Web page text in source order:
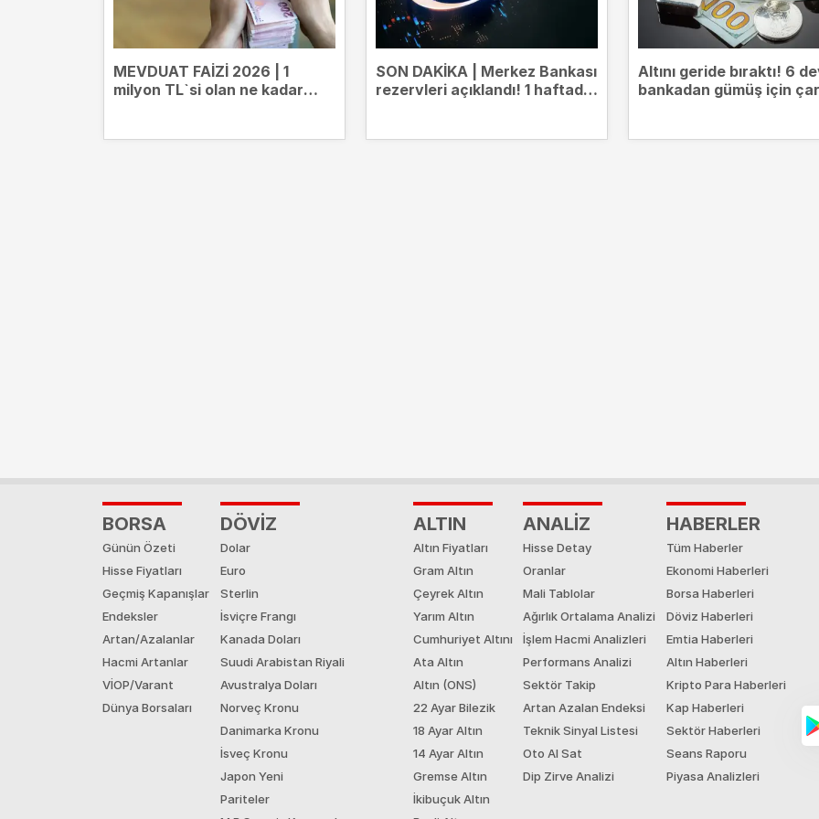
MEVDUAT FAİZİ 2026 | 1
milyon TL`si olan ne kadar
SON DAKİKA | Merkez Bankası
rezervleri açıklandı! 1 haftada
Altını geride bıraktı! 6
bankadan gümüş için
BORSA
Günün Özeti
Hisse Fiyatları
Geçmiş Kapanışlar
Endeksler
Artan/Azalanlar
Hacmi Artanlar
VİOP/Varant
Dünya Borsaları
DÖVİZ
Dolar
Euro
Sterlin
İsviçre Frangı
Kanada Doları
Suudi Arabistan Riyali
Avustralya Doları
Norveç Kronu
Danimarka Kronu
İsveç Kronu
Japon Yeni
Pariteler
ALTIN
Altın Fiyatları
Gram Altın
Çeyrek Altın
Yarım Altın
Cumhuriyet Altını
Ata Altın
Altın (ONS)
22 Ayar Bilezik
18 Ayar Altın
14 Ayar Altın
Gremse Altın
İkibuçuk Altın
ANALİZ
Hisse Detay
Oranlar
Mali Tablolar
Ağırlık Ortalama Analizi
İşlem Hacmi Analizleri
Performans Analizi
Sektör Takip
Artan Azalan Endeksi
Teknik Sinyal Listesi
Oto Al Sat
Dip Zirve Analizi
HABERLER
Tüm Haberler
Ekonomi Haberleri
Borsa Haberleri
Döviz Haberleri
Emtia Haberleri
Altın Haberleri
Kripto Para Haberleri
Kap Haberleri
Sektör Haberleri
Seans Raporu
Piyasa Analizleri